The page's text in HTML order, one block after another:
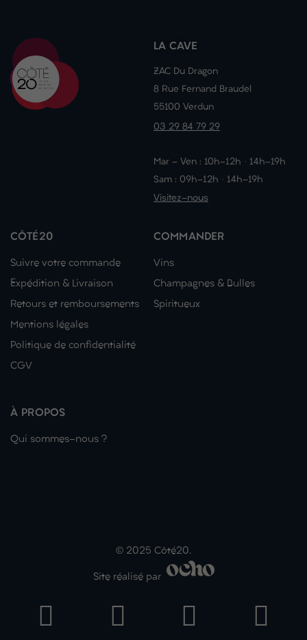
LA CAVE
ZAC Du Dragon
8 Rue Fernand Braudel
55100 Verdun
03 29 84 79 29
Mar - Ven : 10h-12h · 14h-19h
Sam : 09h-12h · 14h-19h
Visitez-nous
CÔTÉ20
Suivre votre commande
Expédition & Livraison
Retours et remboursements
Mentions légales
Politique de confidentialité
CGV
COMMANDER
Vins
Champagnes & Bulles
Spiritueux
À PROPOS
Qui sommes-nous ?
© 2025 Côté20.
Site réalisé par